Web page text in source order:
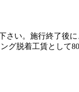
い。施行終了後
脱着工賃とし